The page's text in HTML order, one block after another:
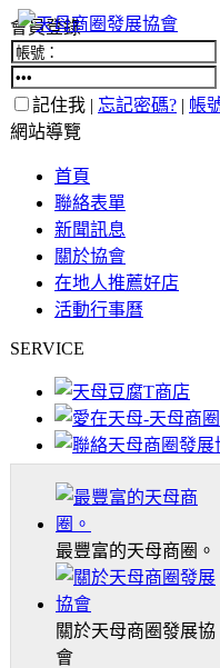
會員登錄
記住我 | 忘記密碼? | 帳
網站導覽
首頁
聯絡表單
新聞訊息
關於協會
在地人推薦好店
活動行事曆
SERVICE
最豐富的天母商圈。
關於天母商圈發展協
會